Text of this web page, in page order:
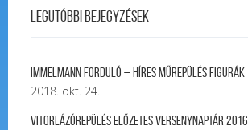
Legutóbbi bejegyzések
Immelmann forduló – Híres Műrepülés Figurák
2018. okt. 24.
Vitorlázórepülés ELŐZETES VERSENYNAPTÁR 2016